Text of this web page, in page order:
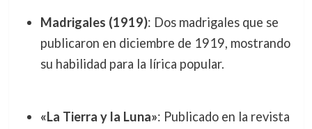
Madrigales (1919): Dos madrigales que se
publicaron en diciembre de 1919, mostrando
su habilidad para la lírica popular.
«La Tierra y la Luna»: Publicado en la revista